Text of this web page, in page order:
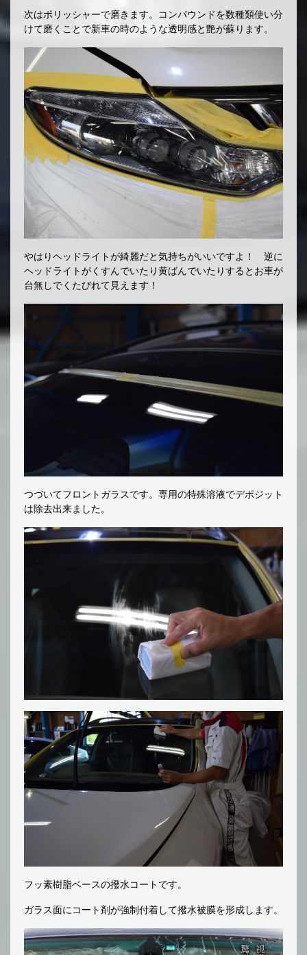
次はポリッシャーで磨きます。コンパウンドを数種類使い分
けて磨くことで新車の時のような透明感と艶が蘇ります。
やはりヘッドライトが綺麗だと気持ちがいいですよ！ 逆に
ヘッドライトがくすんでいたり黄ばんでいたりするとお車が
台無しでくたびれて見えます！
つづいてフロントガラスです。専用の特殊溶液でデポジット
は除去出来ました。
フッ素樹脂ベースの撥水コートです。
ガラス面にコート剤が強制付着して撥水被膜を形成します。